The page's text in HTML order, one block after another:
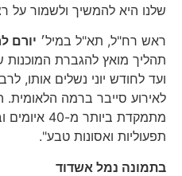
שלנו היא להמשיך ולשמור על
ראש רח"ל, תא"ל במיל׳ יורם
תהליך מואץ להגברת המוכנות
ועד לחודש יוני נשלים אותו,
לאירוע סייבר ברמה הלאומית.
מתמקדת
תפעוליות ואסונות טבע".
בתמונה נמל אשדוד